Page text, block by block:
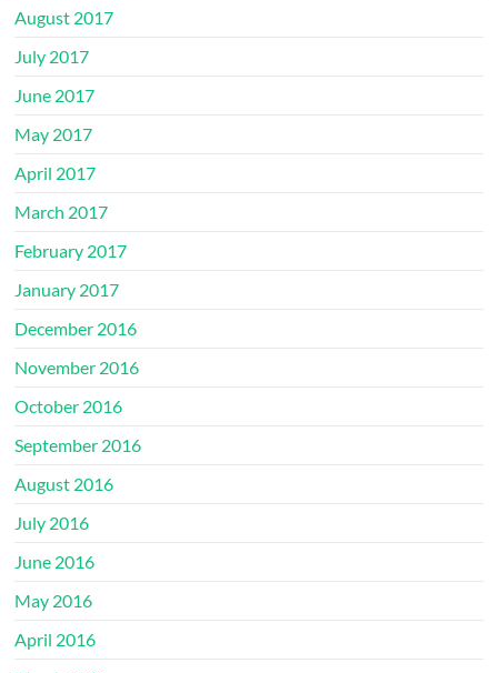
August 2017
July 2017
June 2017
May 2017
April 2017
March 2017
February 2017
January 2017
December 2016
November 2016
October 2016
September 2016
August 2016
July 2016
June 2016
May 2016
April 2016